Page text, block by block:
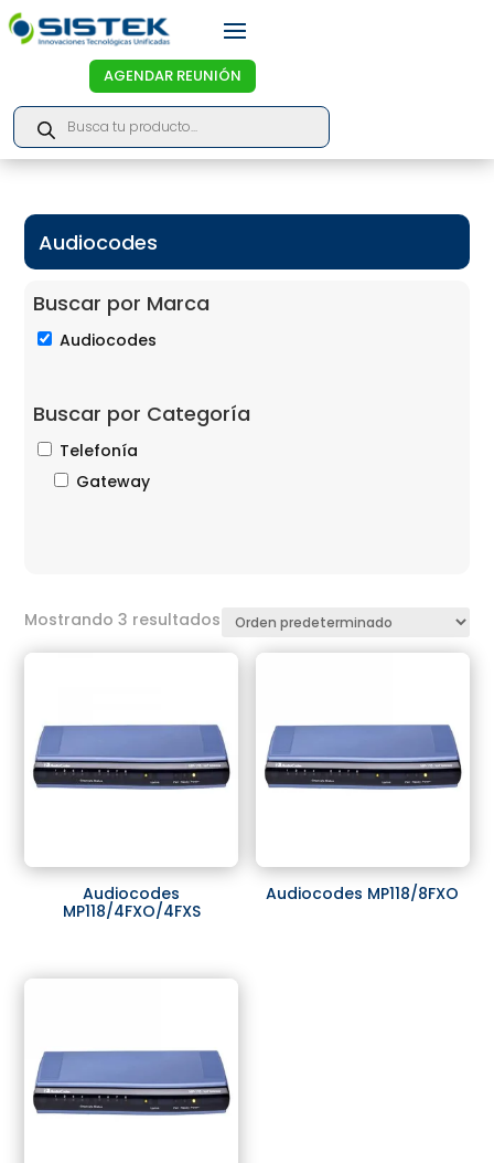
AGENDAR REUNIÓN
Products
search
Audiocodes
Buscar por Marca
Audiocodes
Buscar por Categoría
Telefonía
Gateway
Mostrando 3 resultados
Audiocodes
MP118/4FXO/4FXS
Audiocodes MP118/8FXO